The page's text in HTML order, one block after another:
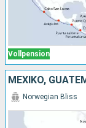
Vollpension
Norwegian Bliss